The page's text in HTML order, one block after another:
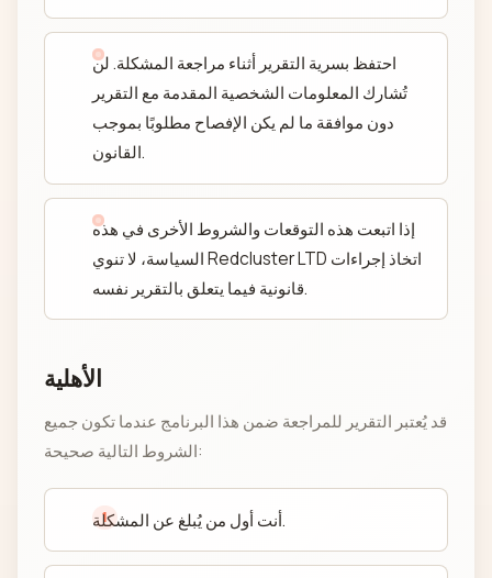
احتفظ بسرية التقرير أثناء مراجعة المشكلة. لن
تُشارك المعلومات الشخصية المقدمة مع التقرير
دون موافقة ما لم يكن الإفصاح مطلوبًا بموجب
القانون.
إذا اتبعت هذه التوقعات والشروط الأخرى في هذه
السياسة، لا تنوي Redcluster LTD اتخاذ إجراءات
قانونية فيما يتعلق بالتقرير نفسه.
الأهلية
قد يُعتبر التقرير للمراجعة ضمن هذا البرنامج عندما تكون جميع
الشروط التالية صحيحة:
أنت أول من يُبلغ عن المشكلة.